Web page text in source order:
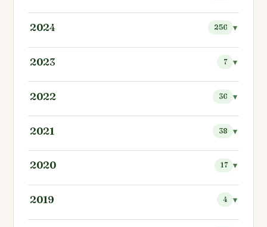
2024 256
2023 7
2022 36
2021 38
2020 17
2019 4